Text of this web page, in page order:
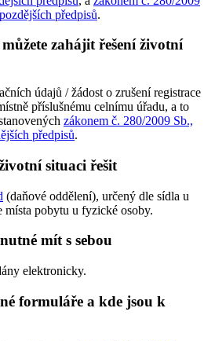
předpisů.
zahájit řešení životní
údajů / žádost o zrušení registrace
příslušnému celnímu úřadu, a to
zákonem č. 280/2009 Sb.,
předpisů.
situaci řešit
(daňové oddělení), určený dle sídla u
místa pobytu u fyzické osoby.
mít s sebou
elektronicky.
formuláře a kde jsou k